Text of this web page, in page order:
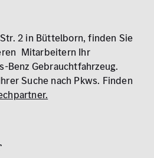
2 in Büttelborn, finden Sie
Mitarbeitern Ihr
Benz Gebrauchtfahrzeug.
Suche nach Pkws. Finden